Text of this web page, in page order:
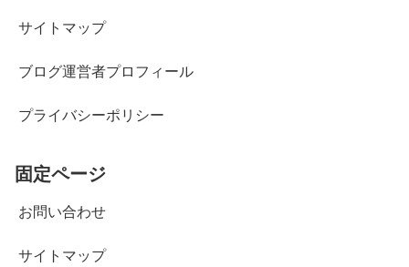
サイトマップ
ブログ運営者プロフィール
プライバシーポリシー
固定ページ
お問い合わせ
サイトマップ